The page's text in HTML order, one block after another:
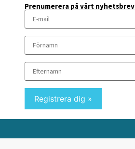
Prenumerera på vårt nyhetsbrev